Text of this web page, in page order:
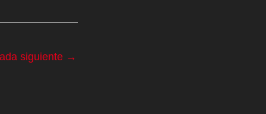
siguiente →